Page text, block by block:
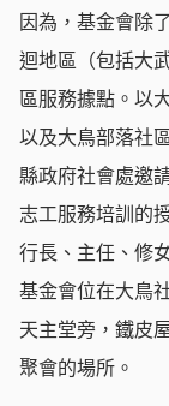
因為，基金會除
迴地區（包括大
區服務據點。以
以及大鳥部落社
縣政府社會處邀
志工服務培訓的
行長、主任、修
基金會位在大鳥
天主堂旁，鐵皮
聚會的場所。